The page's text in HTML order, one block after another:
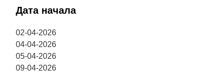
Дата начала
02-04-2026
04-04-2026
05-04-2026
09-04-2026